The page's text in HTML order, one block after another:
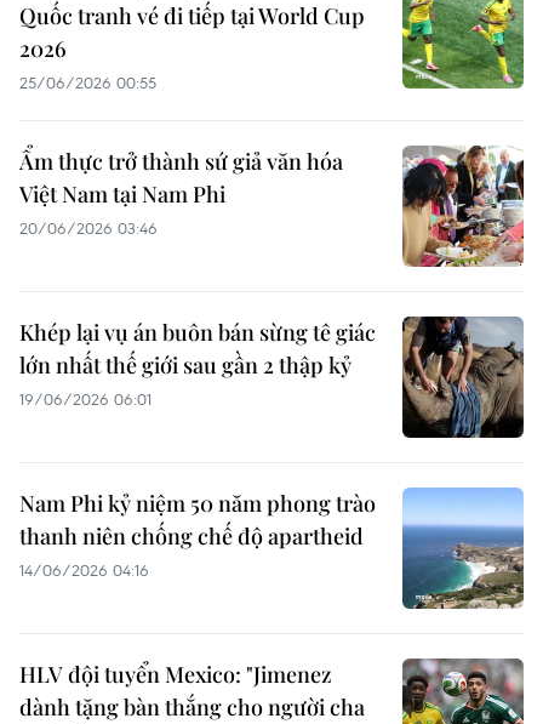
Quốc tranh vé đi tiếp tại World Cup
2026
25/06/2026 00:55
Ẩm thực trở thành sứ giả văn hóa
Việt Nam tại Nam Phi
20/06/2026 03:46
Khép lại vụ án buôn bán sừng tê giác
lớn nhất thế giới sau gần 2 thập kỷ
19/06/2026 06:01
Nam Phi kỷ niệm 50 năm phong trào
thanh niên chống chế độ apartheid
14/06/2026 04:16
HLV đội tuyển Mexico: "Jimenez
dành tặng bàn thắng cho người cha